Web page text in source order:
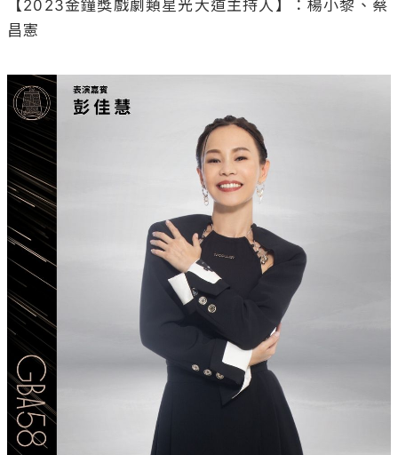
【2023金鐘獎戲劇類星光大道主持人】：楊小黎、蔡
昌憲